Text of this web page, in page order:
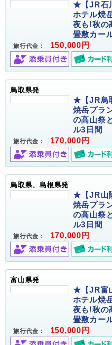
★【JR石
ホテル焼
夜も!秋の
畳敷カー
旅行代金： 150,000円
鳥取県発
★【JR鳥
焼岳プラ
の高山祭
ル3日間
旅行代金： 170,000円
鳥取県、島根県発
★【JR山
焼岳プラ
の高山祭
ル3日間
旅行代金： 170,000円
富山県発
★【JR富
ホテル焼
夜も!秋の
畳敷カー
旅行代金： 150,000円